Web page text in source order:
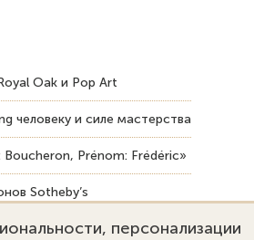
Oak и Pop Art
человеку и силе мастерства
Prénom: Frédéric»
Sotheby’s
изделийперсонализации